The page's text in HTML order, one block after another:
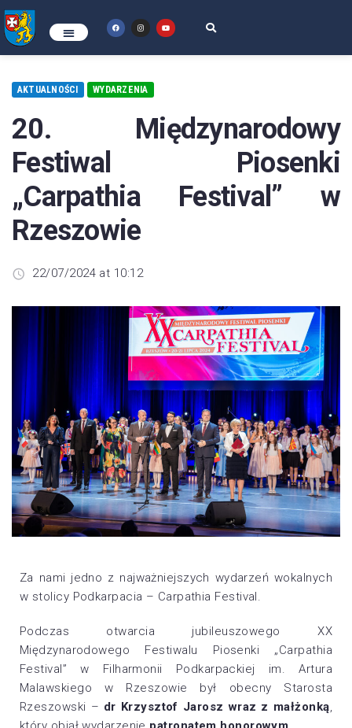
AKTUALNOŚCI WYDARZENIA
20. Międzynarodowy
Festiwal Piosenki
„Carpathia Festival” w
Rzeszowie
22/07/2024 at 10:12
Za nami jedno z najważniejszych wydarzeń wokalnych
w stolicy Podkarpacia – Carpathia Festival.
Podczas otwarcia jubileuszowego XX
Międzynarodowego Festiwalu Piosenki „Carpathia
Festival” w Filharmonii Podkarpackiej im. Artura
Malawskiego w Rzeszowie był obecny Starosta
Rzeszowski – dr Krzysztof Jarosz wraz z małżonką,